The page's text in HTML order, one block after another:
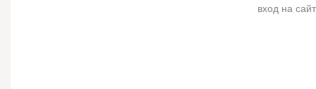
вход на сайт